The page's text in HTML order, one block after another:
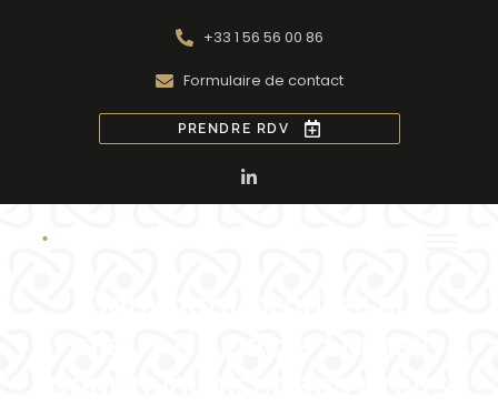
+33 1 56 56 00 86
Formulaire de contact
PRENDRE RDV